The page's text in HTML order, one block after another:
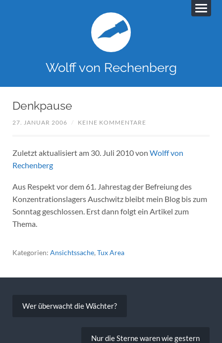
Wolff von Rechenberg
Denkpause
27. JANUAR 2006 / KEINE KOMMENTARE
Zuletzt aktualisiert am 30. Juli 2010 von Wolff von
Rechenberg
Aus Respekt vor dem 61. Jahrestag der Befreiung des
Konzentrationslagers Auschwitz bleibt mein Blog bis zum
Sonntag geschlossen. Erst dann folgt ein Artikel zum
Thema.
Kategorien: Ansichtssache, Tux Area
Wer überwacht die Wächter?
Nur die Sterne waren wie gestern